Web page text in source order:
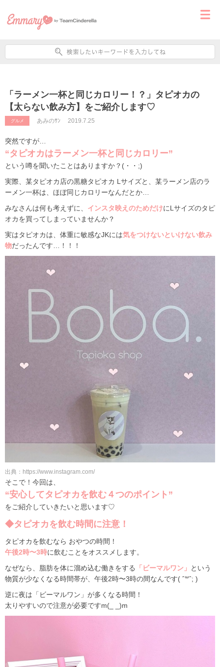
「ラーメン一杯と同じカロリー！？」タピオカの
【太らない飲み方】をご紹介します♡
グルメ あみのｻﾝ 2019.7.25
突然ですが…
“タピオカはラーメン一杯と同じカロリー”
という噂を聞いたことはありますか？(・・;)
実際、某タピオカ店の黒糖タピオカ Lサイズと、某ラーメン店のラ
ーメン一杯は、ほぼ同じカロリーなんだとか…
みなさんは何も考えずに、 インスタ映えのためだけにLサイズのタピ
オカを買ってしまっていませんか？
実はタピオカは、体重に敏感なJKには気をつけないといけない飲み
物だったんです…！！！
出典：https://www.instagram.com/
そこで！今回は、
“安心してタピオカを飲む４つのポイント”
をご紹介していきたいと思います♡
◆タピオカを飲む時間に注意！
タピオカを飲むなら おやつの時間！
午後2時〜3時に飲むことをオススメします。
なぜなら、脂肪を体に溜め込む働きをする
「ビーマルワン」
という
物質が少なくなる時間帯が、午後2時〜3時の間なんです( ˆ꒳ˆ; )
逆に夜は「ビーマルワン」が多くなる時間！
太りやすいので注意が必要ですm(_ _)m